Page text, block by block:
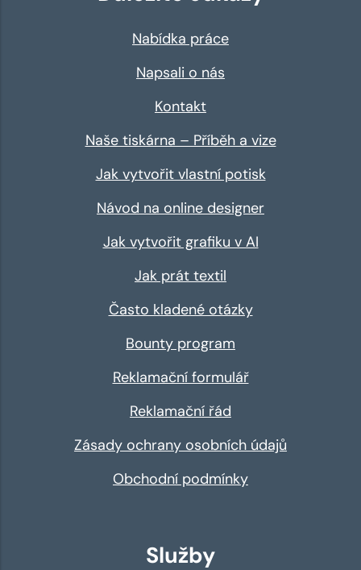
Nabídka práce
Napsali o nás
Kontakt
Naše tiskárna – Příběh a vize
Jak vytvořit vlastní potisk
Návod na online designer
Jak vytvořit grafiku v AI
Jak prát textil
Často kladené otázky
Bounty program
Reklamační formulář
Reklamační řád
Zásady ochrany osobních údajů
Obchodní podmínky
Služby